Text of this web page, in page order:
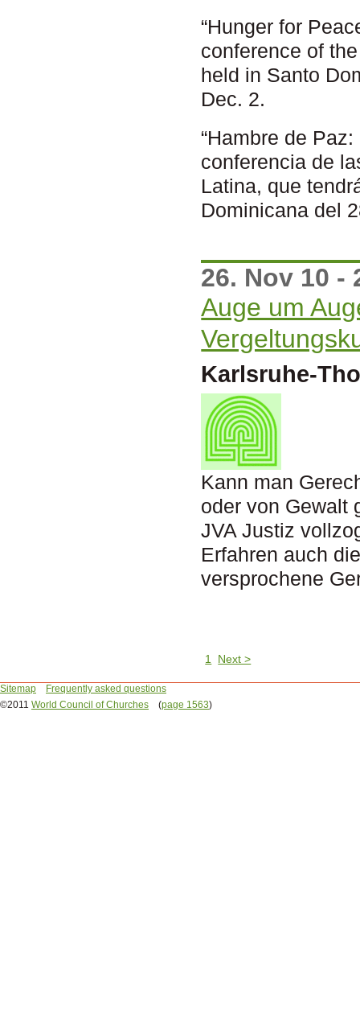
“Hunger for
conference of
held in Santo
Dec. 2.
“Hambre de
conferencia de
Latina, que
Dominicana del
26. Nov 10 -
Auge um
Karlsruhe-
Kann man
oder von Gewalt
JVA Justiz
Erfahren auch
versprochene
1 Next >
Sitemap
Frequently asked questions
©2011 World Council of Churches (page 1563)